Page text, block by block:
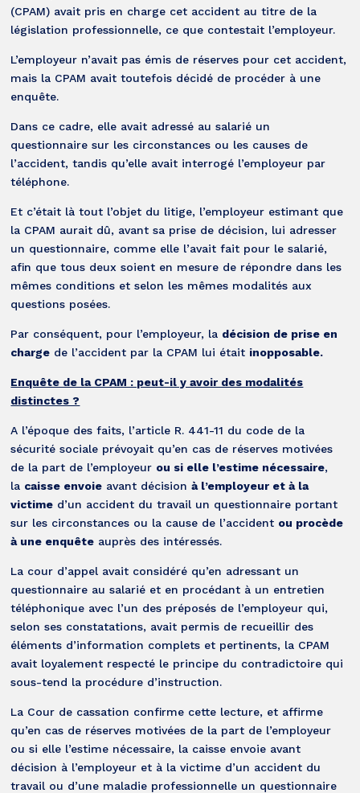
(CPAM) avait pris en charge cet accident au titre de la
législation professionnelle, ce que contestait l’employeur.
L’employeur n’avait pas émis de réserves pour cet accident,
mais la CPAM avait toutefois décidé de procéder à une
enquête.
Dans ce cadre, elle avait adressé au salarié un
questionnaire sur les circonstances ou les causes de
l’accident, tandis qu’elle avait interrogé l’employeur par
téléphone.
Et c’était là tout l’objet du litige, l’employeur estimant que
la CPAM aurait dû, avant sa prise de décision, lui adresser
un questionnaire, comme elle l’avait fait pour le salarié,
afin que tous deux soient en mesure de répondre dans les
mêmes conditions et selon les mêmes modalités aux
questions posées.
Par conséquent, pour l’employeur, la décision de prise en
charge de l’accident par la CPAM lui était inopposable.
Enquête de la CPAM : peut-il y avoir des modalités
distinctes ?
A l’époque des faits, l’article R. 441-11 du code de la
sécurité sociale prévoyait qu’en cas de réserves motivées
de la part de l’employeur ou si elle l’estime nécessaire,
la caisse envoie avant décisionà l’employeur et à la
victime d’un accident du travail un questionnaire portant
sur les circonstances ou la cause de l’accident ou procède
à une enquête auprès des intéressés.
La cour d’appel avait considéré qu’en adressant un
questionnaire au salarié et en procédant à un entretien
téléphonique avec l’un des préposés de l’employeur qui,
selon ses constatations, avait permis de recueillir des
éléments d’information complets et pertinents, la CPAM
avait loyalement respecté le principe du contradictoire qui
sous-tend la procédure d’instruction.
La Cour de cassation confirme cette lecture, et affirme
qu’en cas de réserves motivées de la part de l’employeur
ou si elle l’estime nécessaire, la caisse envoie avant
décision à l’employeur et à la victime d’un accident du
travail ou d’une maladie professionnelle un questionnaire